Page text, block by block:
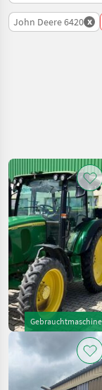
John Deere 6420 x
Kategorie 2
AKTUELLER
PFAD
John
Deere
6420
KATEGORIE
WÄHLEN
Landtechnik
Forsttechnik
2
Zurücksetzen
Gebrauchtmaschine